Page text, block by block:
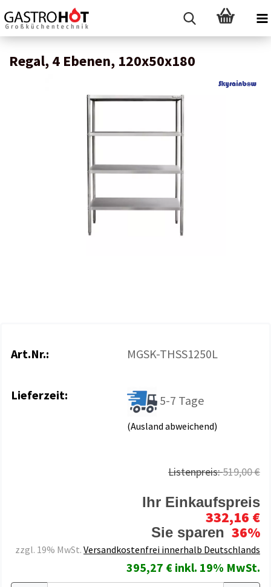
Regal, 4 Ebenen, 120x50x180
Art.Nr.: MGSK-THSS1250L
Lieferzeit: 5-7 Tage
(Ausland abweichend)
Listenpreis:519,00 €
Ihr Einkaufspreis
332,16 €
Sie sparen 36%
zzgl. 19% MwSt. Versandkostenfrei innerhalb Deutschlands
395,27 € inkl. 19% MwSt.